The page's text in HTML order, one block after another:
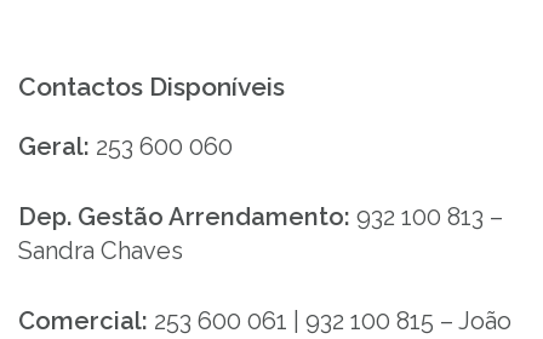
Contactos Disponíveis
Geral: 253 600 060
Dep. Gestão Arrendamento: 932 100 813 –
Sandra Chaves
Comercial: 253 600 061 | 932 100 815 – João